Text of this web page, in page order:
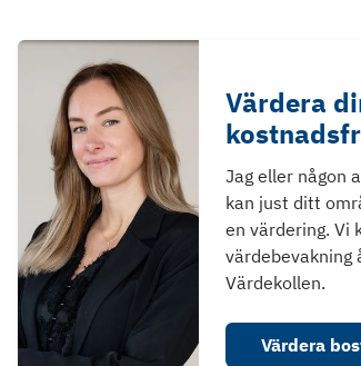
Värdera
Jag eller någon
kan just ditt
en värdering. Vi
värdebevakning
Värdekollen.
Värdera